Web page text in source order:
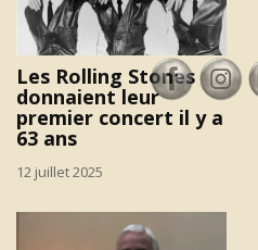
Les Rolling Stones
donnaient leur
premier concert il y a
63 ans
12 juillet 2025